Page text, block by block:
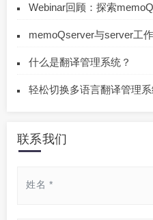
Webinar回顾：探索
memoQserver与server工
什么是翻译管理系统？
轻松切换多语言翻译管理
联系我们